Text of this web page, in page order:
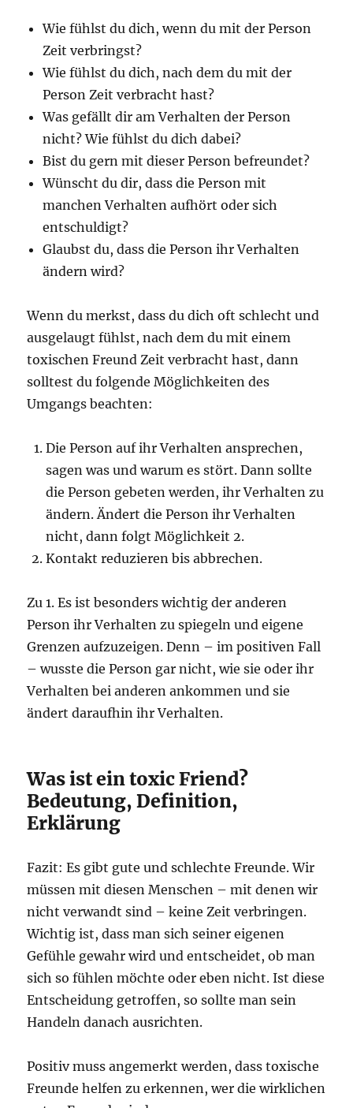
Wie fühlst du dich, wenn du mit der Person
Zeit verbringst?
Wie fühlst du dich, nach dem du mit der
Person Zeit verbracht hast?
Was gefällt dir am Verhalten der Person
nicht? Wie fühlst du dich dabei?
Bist du gern mit dieser Person befreundet?
Wünscht du dir, dass die Person mit
manchen Verhalten aufhört oder sich
entschuldigt?
Glaubst du, dass die Person ihr Verhalten
ändern wird?
Wenn du merkst, dass du dich oft schlecht und
ausgelaugt fühlst, nach dem du mit einem
toxischen Freund Zeit verbracht hast, dann
solltest du folgende Möglichkeiten des
Umgangs beachten:
Die Person auf ihr Verhalten ansprechen,
sagen was und warum es stört. Dann sollte
die Person gebeten werden, ihr Verhalten zu
ändern. Ändert die Person ihr Verhalten
nicht, dann folgt Möglichkeit 2.
Kontakt reduzieren bis abbrechen.
Zu 1. Es ist besonders wichtig der anderen
Person ihr Verhalten zu spiegeln und eigene
Grenzen aufzuzeigen. Denn – im positiven Fall
– wusste die Person gar nicht, wie sie oder ihr
Verhalten bei anderen ankommen und sie
ändert daraufhin ihr Verhalten.
Was ist ein toxic Friend?
Bedeutung, Definition,
Erklärung
Fazit: Es gibt gute und schlechte Freunde. Wir
müssen mit diesen Menschen – mit denen wir
nicht verwandt sind – keine Zeit verbringen.
Wichtig ist, dass man sich seiner eigenen
Gefühle gewahr wird und entscheidet, ob man
sich so fühlen möchte oder eben nicht. Ist diese
Entscheidung getroffen, so sollte man sein
Handeln danach ausrichten.
Positiv muss angemerkt werden, dass toxische
Freunde helfen zu erkennen, wer die wirklichen